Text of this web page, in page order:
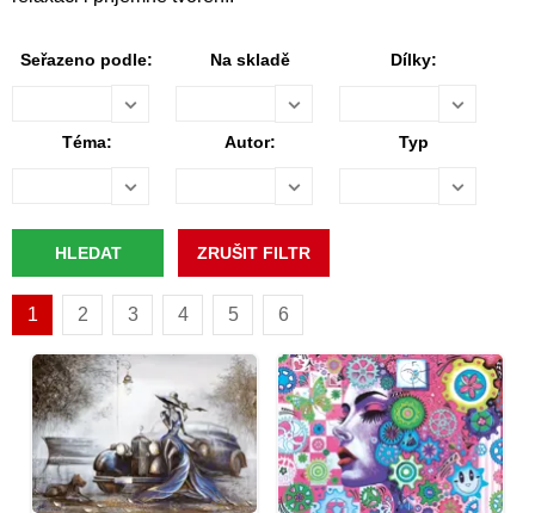
Seřazeno podle: Na skladě Dílky:
Téma: Autor: Typ
1 2 3 4 5 6